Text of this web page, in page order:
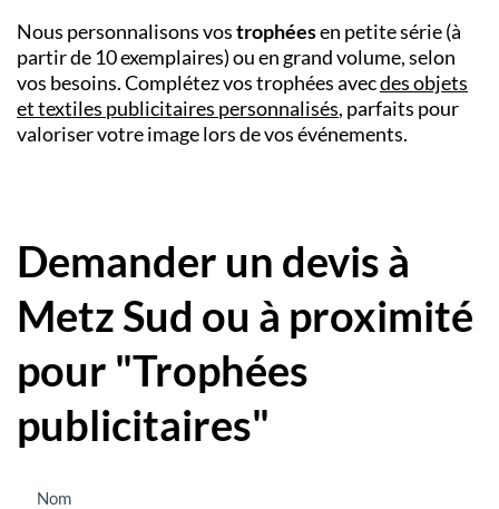
Nous personnalisons vostrophéesen petite série (à
partir de 10 exemplaires) ou en grand volume, selon
vos besoins. Complétez vos trophées avecdes objets
et textiles publicitaires personnalisés, parfaits pour
valoriser votre image lors de vos événements.
Demander un devis à
Metz Sud ou à proximité
pour "Trophées
publicitaires"
Nous
Nom